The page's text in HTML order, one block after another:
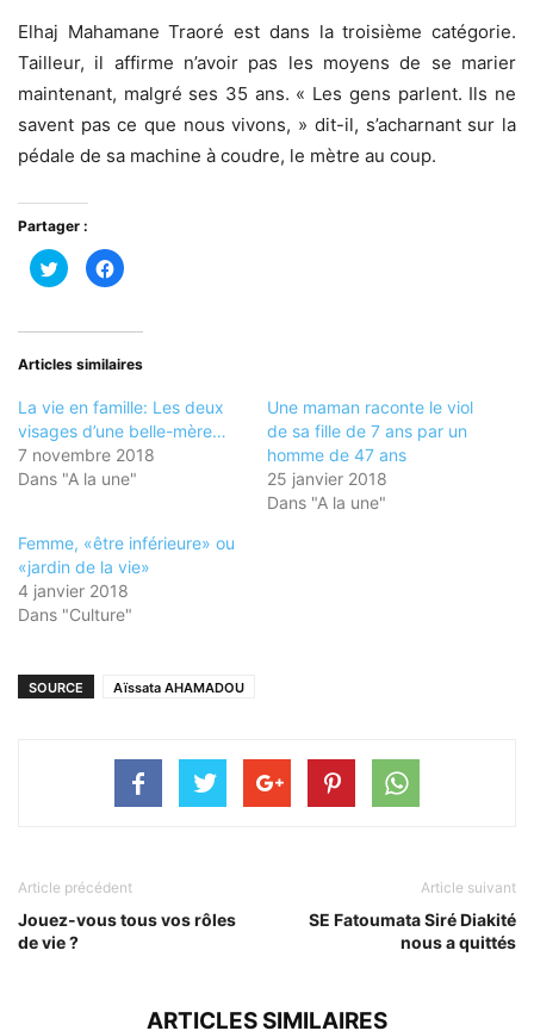
Elhaj Mahamane Traoré est dans la troisième catégorie.
Tailleur, il affirme n’avoir pas les moyens de se marier
maintenant, malgré ses 35 ans. « Les gens parlent. Ils ne
savent pas ce que nous vivons, » dit-il, s’acharnant sur la
pédale de sa machine à coudre, le mètre au coup.
Partager :
Cliquez
pour
partager
dans
nouvelle
Cliquez
pour
dans
nouvelle
Articles similaires
La vie en famille: Les deux
visages d’une belle-mère…
7 novembre 2018
Dans "A la une"
Une maman raconte le viol
de sa fille de 7 ans par un
homme de 47 ans
25 janvier 2018
Dans "A la une"
Femme, «être inférieure» ou
«jardin de la vie»
4 janvier 2018
Dans "Culture"
SOURCE Aïssata AHAMADOU
Article précédent
Jouez-vous tous vos rôles
de vie ?
Article suivant
SE Fatoumata Siré Diakité
nous a quittés
ARTICLES SIMILAIRES